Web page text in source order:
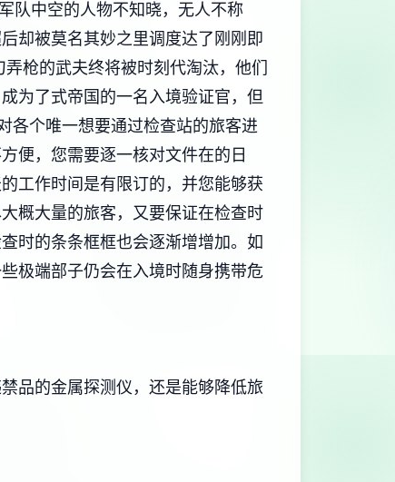
队中空的人物不知晓，无人不称
却被莫名其妙之里调度达了刚刚即
枪的武夫终将被时刻代淘汰，他们
为了式帝国的一名入境验证官，但
各个唯一想要通过检查站的旅客进
便，您需要逐一核对文件在的日
工作时间是有限订的，并您能够获
概大量的旅客，又要保证在检查时
时的条条框框也会逐渐增增加。如
极端部子仍会在入境时随身携带危
品的金属探测仪，还是能够降低旅